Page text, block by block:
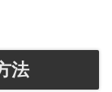
法